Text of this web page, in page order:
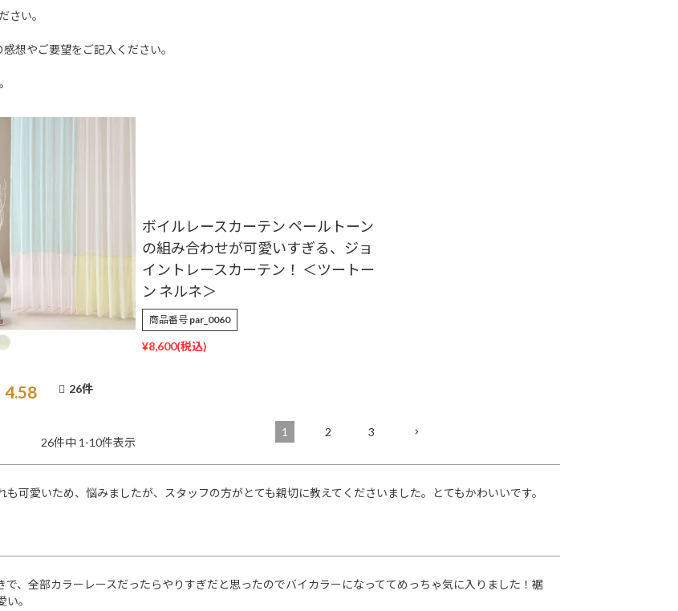
さい。
想やご要望をご記入ください。
ボイルレースカーテン ペールトーン
の組み合わせが可愛いすぎる、ジョ
イントレースカーテン！ ＜ツートー
ン ネルネ＞
商品番号 par_0060
¥8,600
4.58 26
26件中 1 -10件表示
1 2 3
も可愛いため、悩みましたが、スタッフの方がとても親切に教えてくださいました。とてもかわいいです。
で、全部カラーレースだったらやりすぎだと思ったのでバイカラーになっててめっちゃ気に入りました！裾
。